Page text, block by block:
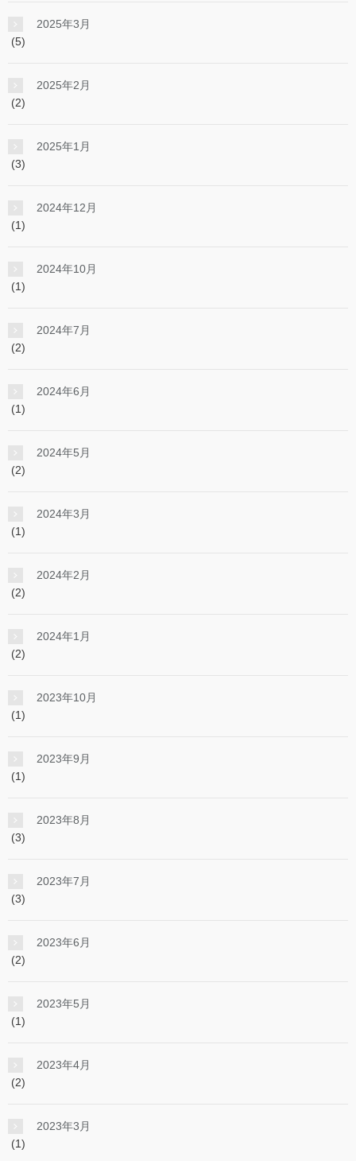
2025年3月
(5)
2025年2月
(2)
2025年1月
(3)
2024年12月
(1)
2024年10月
(1)
2024年7月
(2)
2024年6月
(1)
2024年5月
(2)
2024年3月
(1)
2024年2月
(2)
2024年1月
(2)
2023年10月
(1)
2023年9月
(1)
2023年8月
(3)
2023年7月
(3)
2023年6月
(2)
2023年5月
(1)
2023年4月
(2)
2023年3月
(1)